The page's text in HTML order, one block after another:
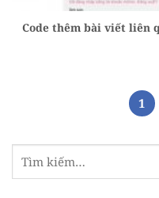
Code thêm bài viết liên
1